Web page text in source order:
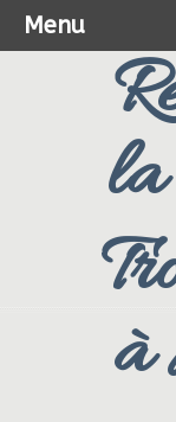
la
à
Menu